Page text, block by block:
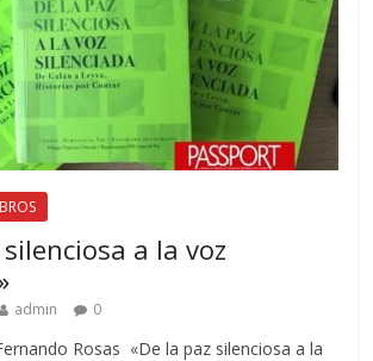
a la voz
admin 0
Rosas «De la paz silenciosa a la